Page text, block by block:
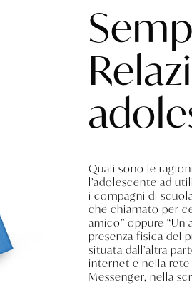
Quali sono le
l’adolescente ad
i compagni di
che chiamato per
amico” oppure “Un
presenza fisica del
situata dall’altra
internet e nella
Messenger, nella